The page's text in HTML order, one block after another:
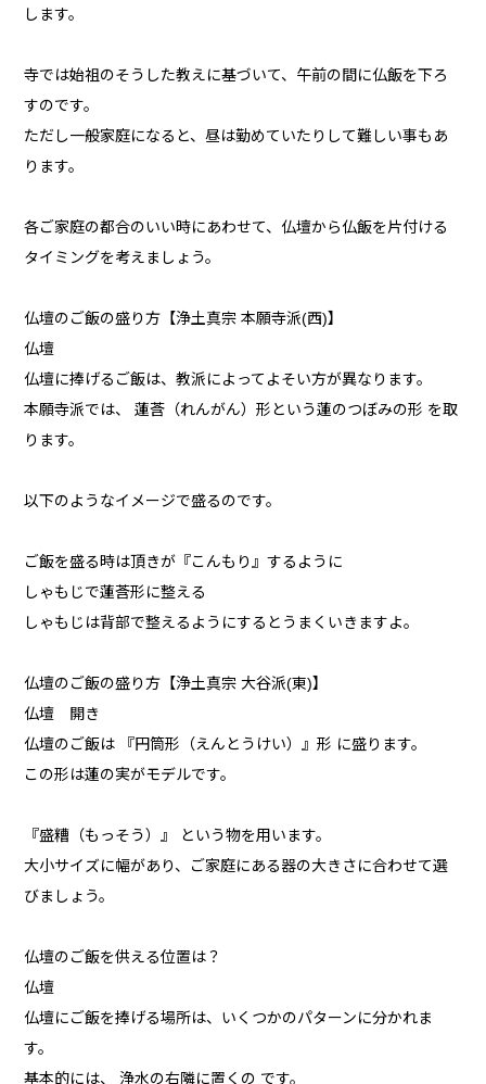
します。
寺では始祖のそうした教えに基づいて、午前の間に仏飯を下ろ
すのです。
ただし一般家庭になると、昼は勤めていたりして難しい事もあ
ります。
各ご家庭の都合のいい時にあわせて、仏壇から仏飯を片付ける
タイミングを考えましょう。
仏壇のご飯の盛り方【浄土真宗 本願寺派(西)】
仏壇
仏壇に捧げるご飯は、教派によってよそい方が異なります。
本願寺派では、 蓮莟（れんがん）形という蓮のつぼみの形 を取
ります。
以下のようなイメージで盛るのです。
ご飯を盛る時は頂きが『こんもり』するように
しゃもじで蓮莟形に整える
しゃもじは背部で整えるようにするとうまくいきますよ。
仏壇のご飯の盛り方【浄土真宗 大谷派(東)】
仏壇 開き
仏壇のご飯は 『円筒形（えんとうけい）』形 に盛ります。
この形は蓮の実がモデルです。
『盛糟（もっそう）』 という物を用います。
大小サイズに幅があり、ご家庭にある器の大きさに合わせて選
びましょう。
仏壇のご飯を供える位置は？
仏壇
仏壇にご飯を捧げる場所は、いくつかのパターンに分かれま
す。
基本的には、 浄水の右隣に置くの です。